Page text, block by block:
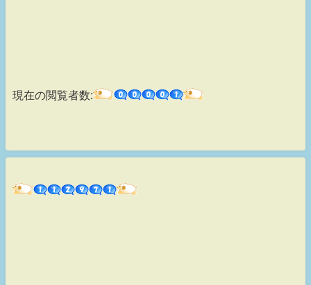
現在の閲覧者数: